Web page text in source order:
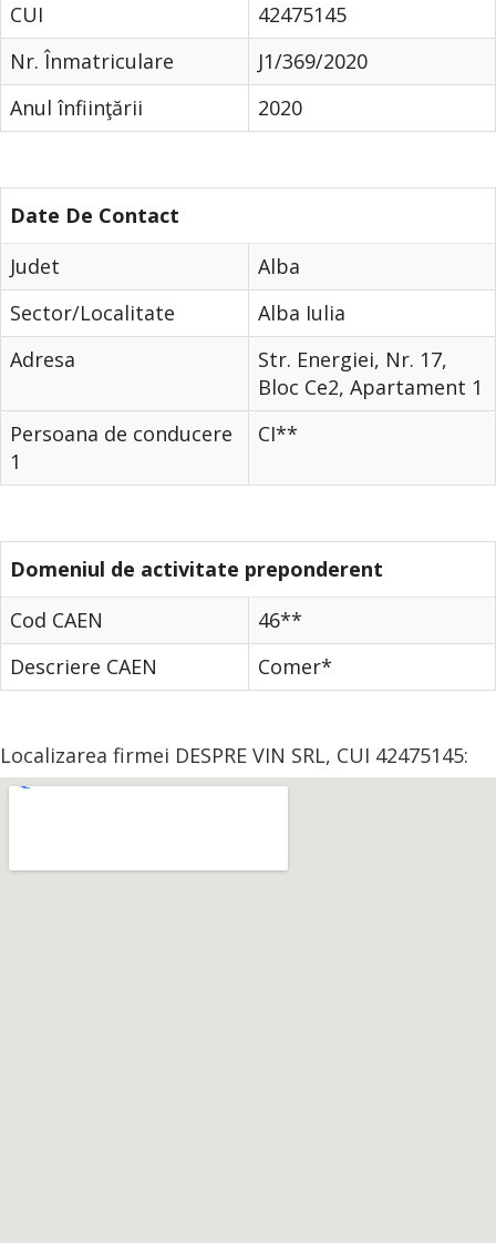
CUI
42475145
Nr. Înmatriculare
J1/369/2020
Anul înfiinţării
2020
Date De Contact
Judet
Alba
Sector/Localitate
Alba Iulia
Adresa
Str. Energiei, Nr. 17,
Bloc Ce2, Apartament 1
Persoana de conducere
1
CI**
Domeniul de activitate preponderent
Cod CAEN
46**
Descriere CAEN
Comer*
Localizarea firmei DESPRE VIN SRL, CUI 42475145: